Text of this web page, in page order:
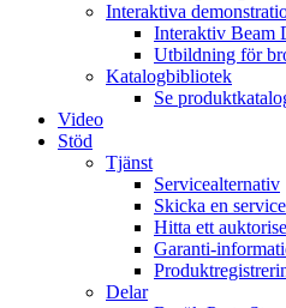
Interaktiva
Interaktiv Beam
Utbildning för
Katalogbibliotek
Se
Video
Stöd
Tjänst
Servicealternativ
Skicka en
Hitta ett
Garanti-
Delar